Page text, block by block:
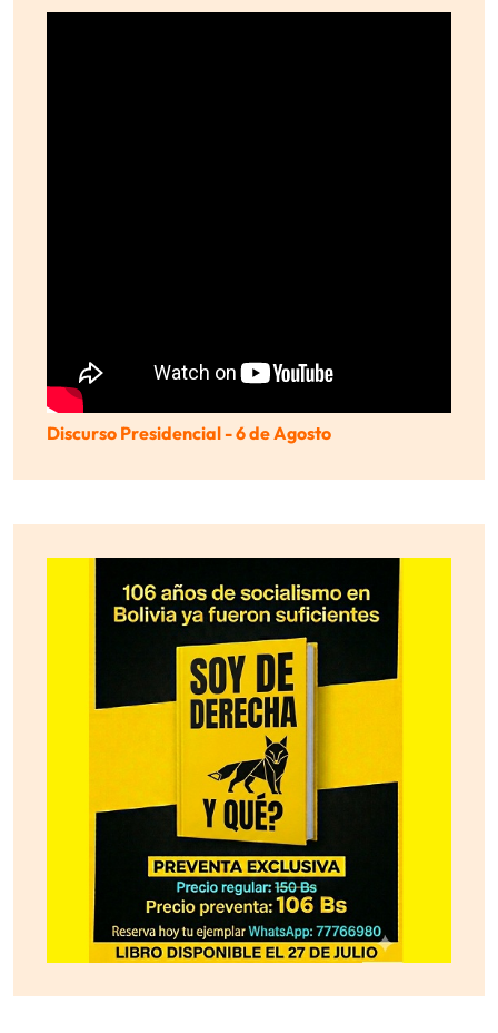
Discurso Presidencial - 6 de Agosto